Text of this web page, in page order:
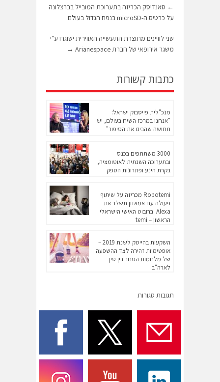
← סאנדיסק הכריזה בתערוכת המובייל בברצלונה
על כרטיס ה-microSD בנפח הגדול בעולם
שני לוויינים מתוצרת התעשייה האווירית ישוגרו ע"י
משגר אירופאי של חברת Arianespace
→
כתבות קשורות
מנכ"לית פייסבוק ישראל:
"אנחנו במרכז השיח בעולם, יש
תחושה שהבינו את הסיפור"
3000 משתתפים בכנס
ובתערוכה השנתית לאוטומציה,
בקרת הינע ופתרונות הספק
Robotemi מכריזה על שיתוף
פעולה עם אמאזון תשלב את
Alexa ברובוט האישי הישראלי
הראשון – temi
השקעות בהייטק לשנת 2019 –
אופטימיות זהירה לצד ההשפעה
של מלחמות הסחר בין סין
לארה"ב
תגובות סגורות